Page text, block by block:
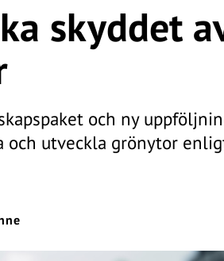
skyddet
och ny
utveckla grönytor